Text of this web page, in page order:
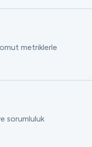
metriklerle
sorumluluk